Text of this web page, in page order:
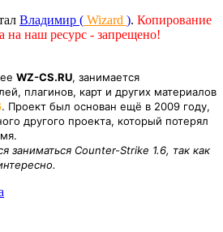
Владимир ( Wizard ). Копирование
на наш ресурс - запрещено!
WZ-CS.RU, занимается
плагинов, карт и других материалов
. Проект был основан ещё в 2009 году,
другого проекта, который потерял
Counter-Strike 1.6, так как